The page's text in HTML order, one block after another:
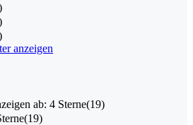
anzeigen
ab: 4 Sterne(19)
(19)